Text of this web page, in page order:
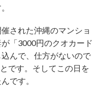
された沖縄のマンショ
「3000円のクオカード
んで、仕方がないので
です。そしてこの日を
です。